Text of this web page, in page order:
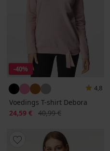
-40%
4,8
Voedings T-shirt Debora
Korting
24,59 € Oorspronkelijke prijs
40,99 €